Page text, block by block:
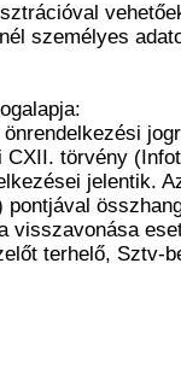
személyes
CXII. törvény
jelentik.
visszavonása
terhelő, Sztv-